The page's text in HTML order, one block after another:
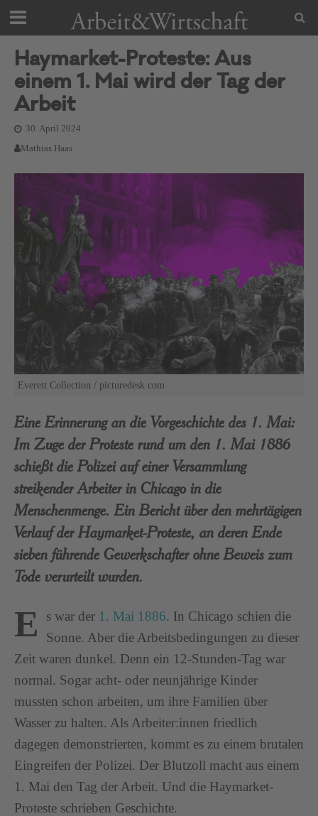
Haymarket-Proteste: Aus
einem 1. Mai wird der Tag der
Arbeit
30. April 2024
Mathias Haas
Everett Collection / picturedesk.com
Eine Erinnerung an die Vorgeschichte des 1. Mai:
Im Zuge der Proteste rund um den 1. Mai 1886
schießt die Polizei auf einer Versammlung
streikender Arbeiter in Chicago in die
Menschenmenge. Ein Bericht über den mehrtägigen
Verlauf der Haymarket-Proteste, an deren Ende
sieben führende Gewerkschafter ohne Beweis zum
Tode verurteilt wurden.
E s war der 1. Mai 1886. In Chicago schien die
Sonne. Aber die Arbeitsbedingungen zu dieser
Zeit waren dunkel. Denn ein 12-Stunden-Tag war
normal. Sogar acht- oder neunjährige Kinder
mussten schon arbeiten, um ihre Familien über
Wasser zu halten. Als Arbeiter:innen friedlich
dagegen demonstrierten, kommt es zu einem brutalen
Eingreifen der Polizei. Der Blutzoll macht aus einem
1. Mai den Tag der Arbeit. Und die Haymarket-
Proteste schrieben Geschichte.